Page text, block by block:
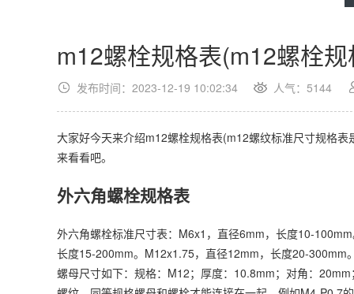
m12螺栓规格表(m12螺栓
发布时间：2023-12-19 10:02:34 人气： 5144
大家好今天来介绍m12螺栓规格表(m12螺纹标准尺寸规格
来看看吧。
外六角螺栓规格表
外六角螺栓标准尺寸表：M6x1，直径6mm，长度10-
长度15-200mm。M12x1.75，直径12mm，长度20-
螺母尺寸如下：规格：M12；厚度：10.8mm；对角：